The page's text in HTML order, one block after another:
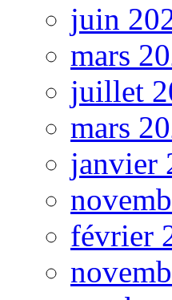
juin
mars
juillet
mars
janvier
février